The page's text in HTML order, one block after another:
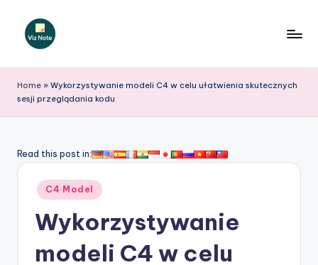
iz
N
t
Home » Wykorzystywanie modeli C4 w celu ułatwienia skutecznych
sesji przeglądania kodu
Read this post in:
Posted
in
C4 Model
Wykorzystywanie
modeli C4 w celu